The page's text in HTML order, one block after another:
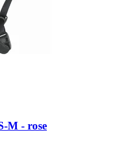
​M -​ rose